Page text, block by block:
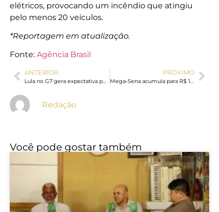
elétricos, provocando um incêndio que atingiu
pelo menos 20 veículos.
*Reportagem em atualização.
Fonte: Agência Brasil
ANTERIOR PRÓXIMO
Redação
Você pode gostar também